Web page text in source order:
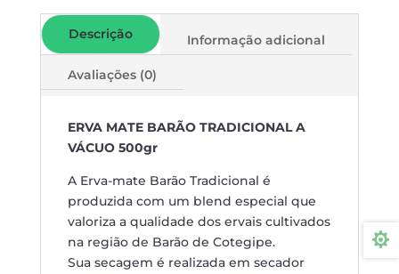
Descrição Informação adicional
Avaliações (0)
ERVA MATE BARÃO TRADICIONAL A
VÁCUO 500gr
A Erva-mate Barão Tradicional é
produzida com um blend especial que
valoriza a qualidade dos ervais cultivados
na região de Barão de Cotegipe.
Sua secagem é realizada em secador
